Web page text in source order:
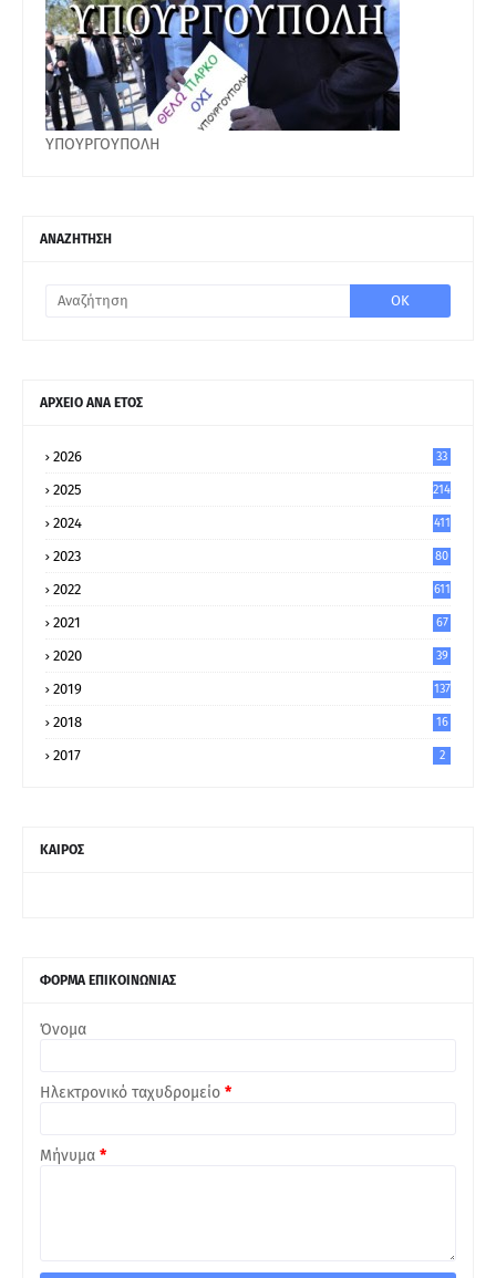
ΥΠΟΥΡΓΟΥΠΟΛΗ
ΑΝΑΖΗΤΗΣΗ
ΑΡΧΕΙΟ ΑΝΑ ΕΤΟΣ
2026 33
2025 214
2024 411
2023
80
2022 611
2021
67
2020
39
2019 137
2018 16
2017 2
ΚΑΙΡΟΣ
ΦΟΡΜΑ ΕΠΙΚΟΙΝΩΝΙΑΣ
Όνομα
Ηλεκτρονικό ταχυδρομείο *
Μήνυμα *